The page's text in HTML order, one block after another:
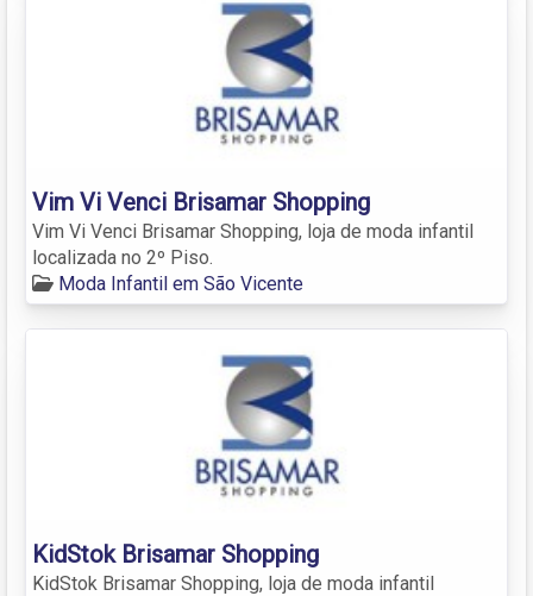
Vim Vi Venci Brisamar Shopping
Vim Vi Venci Brisamar Shopping, loja de moda infantil
localizada no 2º Piso.
Moda Infantil em São Vicente
KidStok Brisamar Shopping
KidStok Brisamar Shopping, loja de moda infantil